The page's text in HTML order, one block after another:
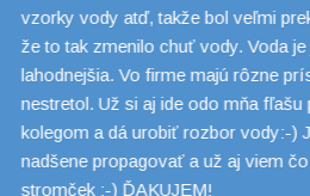
vzorky vody atď, takže bol veľmi
že to tak zmenilo chuť vody. Voda je
lahodnejšia. Vo firme majú rôzne
nestretol. Už si aj ide odo mňa fľašu
kolegom a dá urobiť rozbor vody:-)
nadšene propagovať a už aj viem
stromček :-) ĎAKUJEM!